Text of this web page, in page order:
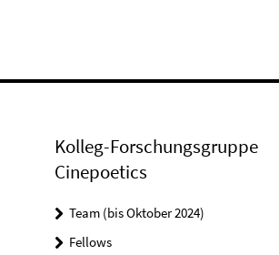
Kolleg-Forschungsgruppe
Cinepoetics
Team (bis Oktober 2024)
Fellows